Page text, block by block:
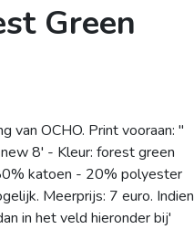
Green
van OCHO. Print vooraan: ''
8' - Kleur: forest green
katoen - 20% polyester
Meerprijs: 7 euro. Indien
in het veld hieronder bij'